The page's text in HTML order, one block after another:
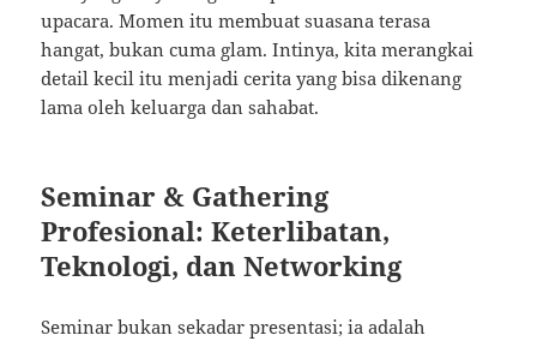
upacara. Momen itu membuat suasana terasa
hangat, bukan cuma glam. Intinya, kita merangkai
detail kecil itu menjadi cerita yang bisa dikenang
lama oleh keluarga dan sahabat.
Seminar & Gathering
Profesional: Keterlibatan,
Teknologi, dan Networking
Seminar bukan sekadar presentasi; ia adalah